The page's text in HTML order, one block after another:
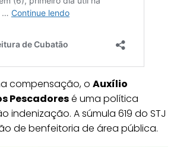
compensação, o Auxílio
Pescadoresé uma política
indenização. A súmula 619 do STJ
de benfeitoria de área pública.